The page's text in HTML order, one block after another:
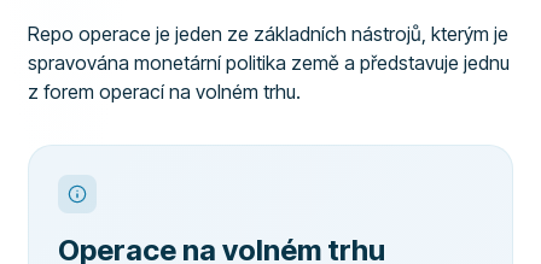
Repo operace je jeden ze základních nástrojů, kterým je
spravována monetární politika země a představuje jednu
z forem operací na volném trhu.
Operace na volném trhu